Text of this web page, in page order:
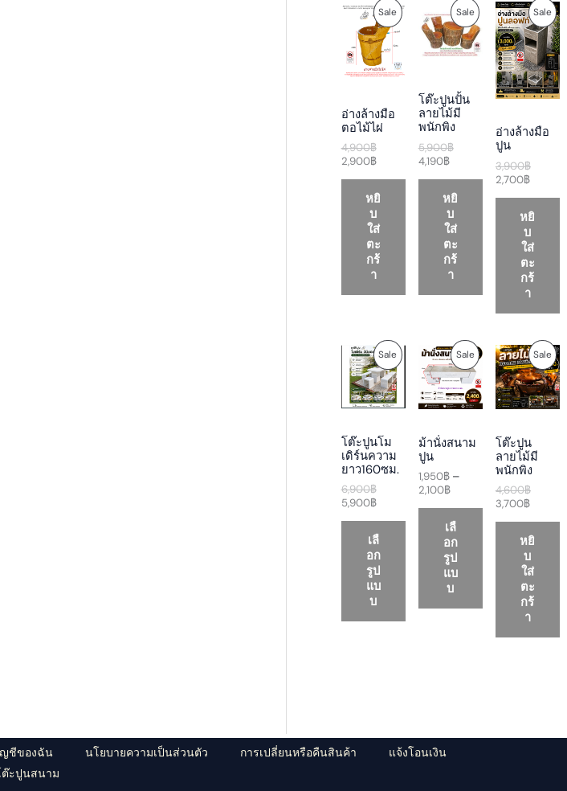
E E E
SaleP
O
T
A
E
อ่างล้างมือ
ตอไม้ไผ่
4,900฿
O
r
i
g
i
n
p
r
i
c
a
s
:
4
,
9
0
0
2,900฿
C
u
r
r
e
n
r
i
c
e
:
2
,
9
0
0
฿
.
หยิ
บ
ใส่
ตะ
กร้
า
SaleP
R
T
A
E
โต๊ะปูนปั้น
ลายไม้มี
พนักพิง
5,900฿
O
r
i
g
a
l
p
r
i
a
s
:
5
,
9
0
0
4,190฿
C
u
r
r
p
r
i
c
e
:
4
,
1
9
0
฿
.
หยิ
บ
ใส่
ตะ
กร้
า
SaleP
R
O
D
E
อ่างล้างมือ
ปูน
3,900฿
O
r
i
g
i
n
a
l
r
e
w
a
s
:
3
,
9
0
0
2,700฿
C
u
r
r
e
n
t
p
i
i
s
:
2
,
7
0
0
฿
.
หยิ
บ
ใส่
ตะ
กร้
า
SaleP
R
O
T
โต๊ะปูนโม
เดิร์นความ
ยาว160ซม.
6,900฿
O
r
i
g
i
a
l
p
r
i
c
a
s
:
6
,
0
5,900฿
C
u
r
r
e
t
p
r
i
c
e
:
5
,
9
0
฿
เลื
อก
รูป
แบ
บ
SaleP
R
O
D
S
ม้านั่งสนาม
ปูน
1,950฿ –
2,100฿
P
r
i
c
e
n
e
:
9
5
0
฿
t
h
r
เลื
อก
รูป
แบ
บ
SaleP
R
O
T
A
โต๊ะปูน
ลายไม้มี
พนักพิง
4,600฿
O
r
i
g
i
l
p
r
i
c
a
s
:
4
,
6
0
0
3,700฿
C
u
r
r
e
p
r
i
c
e
:
3
,
7
0
0
฿
.
หยิ
บ
ใส่
ตะ
กร้
า
ชีของฉัน นโยบายความเป็นส่วนตัว การเปลี่ยนหรือคืนสินค้า
แจ้งโอนเงิน
ะปูนสนาม